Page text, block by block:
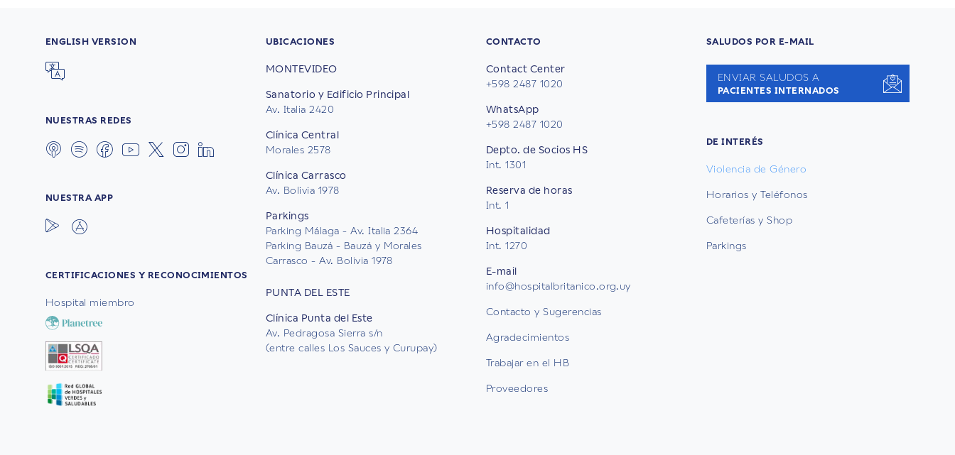
ENGLISH VERSION
NUESTRAS REDES
NUESTRA APP
CERTIFICACIONES Y RECONOCIMIENTOS
Hospital miembro
UBICACIONES
MONTEVIDEO
Sanatorio y Edificio Principal
Av. Italia 2420
Clínica Central
Morales 2578
Clínica Carrasco
Av. Bolivia 1978
Parkings
Parking Málaga - Av. Italia 2364
Parking Bauzá - Bauzá y Morales
Carrasco - Av. Bolivia 1978
PUNTA DEL ESTE
Clínica Punta del Este
Av. Pedragosa Sierra s/n
(entre calles Los Sauces y Curupay)
CONTACTO
Contact Center
+598 2487 1020
WhatsApp
+598 2487 1020
Depto. de Socios HS
Int. 1301
Reserva de horas
Int. 1
Hospitalidad
Int. 1270
E-mail
info@hospitalbritanico.org.uy
Contacto y Sugerencias
Agradecimientos
Trabajar en el HB
Proveedores
SALUDOS POR E-MAIL
ENVIAR SALUDOS A
PACIENTES INTERNADOS
DE INTERÉS
Violencia de Género
Horarios y Teléfonos
Cafeterías y Shop
Parkings